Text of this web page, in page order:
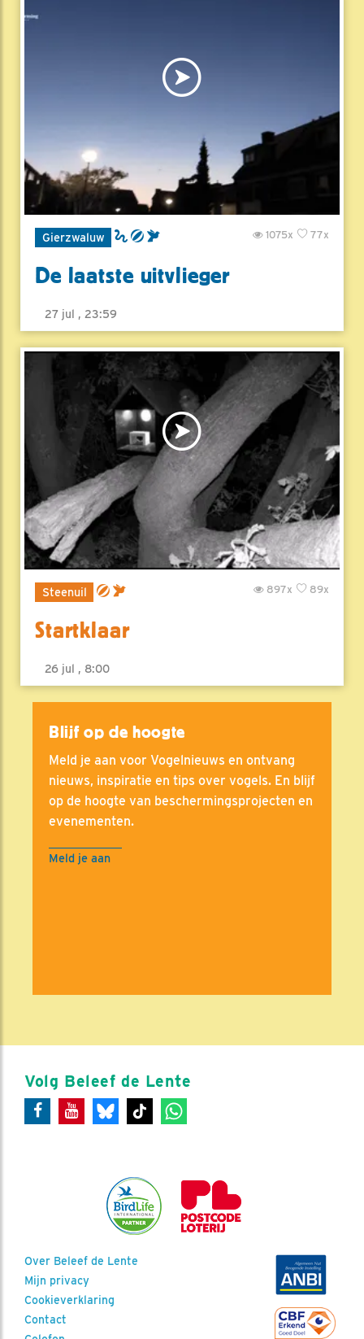
Gierzwaluw 77x
1075x
De laatste uitvlieger
27 jul , 23:59
Steenuil 89x
897x
Startklaar
26 jul , 8:00
Blijf op de hoogte
Meld je aan voor Vogelnieuws en ontvang
nieuws, inspiratie en tips over vogels. En blijf
op de hoogte van beschermingsprojecten en
evenementen.
Meld je aan
Volg Beleef de Lente
Over Beleef de Lente
Mijn privacy
Cookieverklaring
Contact